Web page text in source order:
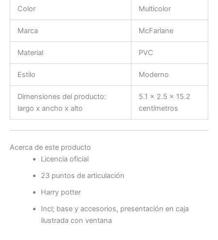
Color Multicolor
Marca McFarlane
Material PVC
Estilo Moderno
Dimensiones del producto:
largo x ancho x alto
5.1 x 2.5 x 15.2
centímetros
Acerca de este producto
Licencia oficial
23 puntos de articulación
Harry potter
Incl; base y accesorios, presentación en caja
ilustrada con ventana